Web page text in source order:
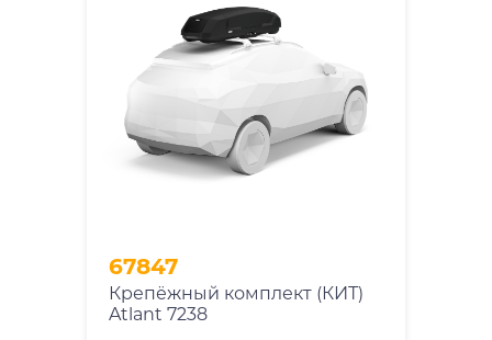
67847
Крепёжный комплект (КИТ)
Atlant 7238